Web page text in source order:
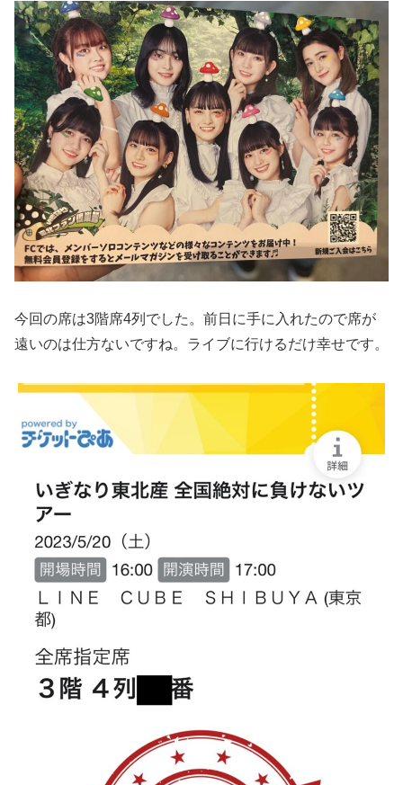
今回の席は3階席4列でした。前日に手に入れたので席が
遠いのは仕方ないですね。ライブに行けるだけ幸せです。